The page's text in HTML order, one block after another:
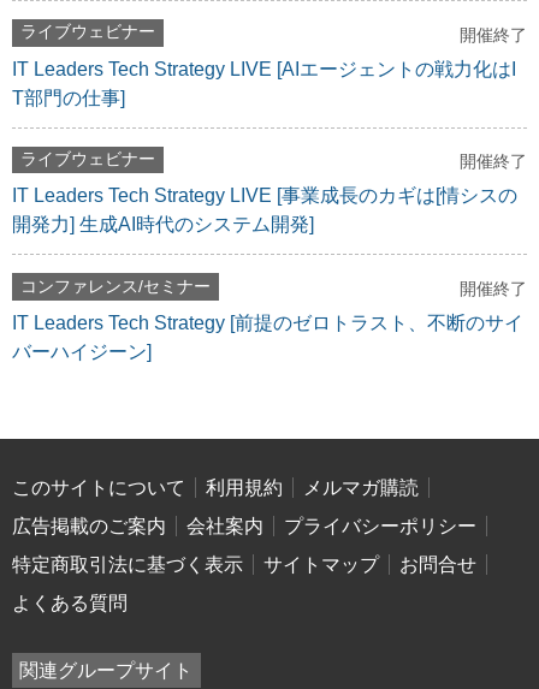
ライブウェビナー 開催終了
IT Leaders Tech Strategy LIVE [AIエージェントの戦力化はI
T部門の仕事]
ライブウェビナー 開催終了
IT Leaders Tech Strategy LIVE [事業成長のカギは[情シスの
開発力] 生成AI時代のシステム開発]
コンファレンス/セミナー 開催終了
IT Leaders Tech Strategy [前提のゼロトラスト、不断のサイ
バーハイジーン]
このサイトについて 利用規約
メルマガ購読
広告掲載のご案内
会社案内
プライバシーポリシー
特定商取引法に基づく表示
サイトマップ
お問合せ
よくある質問
関連グループサイト